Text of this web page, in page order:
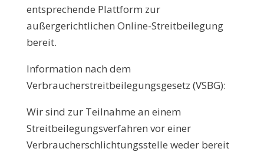
entsprechende Plattform zur
außergerichtlichen Online-Streitbeilegung
bereit.
Information nach dem
Verbraucherstreitbeilegungsgesetz (VSBG):
Wir sind zur Teilnahme an einem
Streitbeilegungsverfahren vor einer
Verbraucherschlichtungsstelle weder bereit